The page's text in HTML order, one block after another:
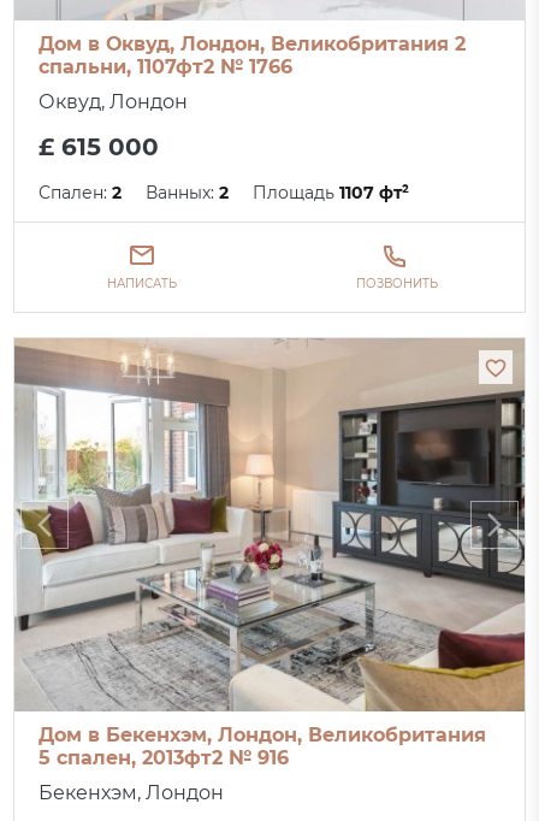
Дом в Оквуд, Лондон, Великобритания 2
спальни, 1107фт2 № 1766
Оквуд, Лондон
£ 615 000
Спален:2 Ванных:2 Площадь1107 фт²
НАПИСАТЬ ПОЗВОНИТЬ
Дом в Бекенхэм, Лондон, Великобритания
5 спален, 2013фт2 № 916
Бекенхэм, Лондон